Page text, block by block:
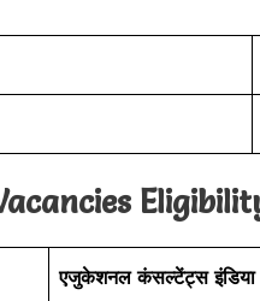
एजुकेशनल कंसल्टेंट्स इंडिया